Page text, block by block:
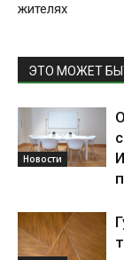
жителях
ЭТО МОЖЕТ
Новости